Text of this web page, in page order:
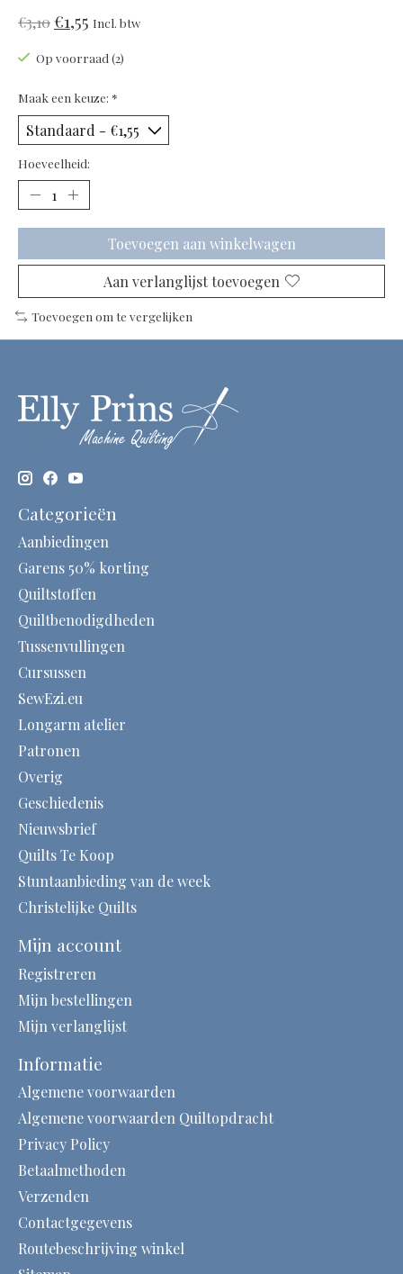
€3,10€1,55 Incl. btw
Op voorraad (2)
Maak een keuze: *
Hoeveelheid:
Toevoegen aan winkelwagen
Aan verlanglijst toevoegen
Toevoegen om te vergelijken
Categorieën
Aanbiedingen
Garens 50% korting
Quiltstoffen
Quiltbenodigdheden
Tussenvullingen
Cursussen
SewEzi.eu
Longarm atelier
Patronen
Overig
Geschiedenis
Nieuwsbrief
Quilts Te Koop
Stuntaanbieding van de week
Christelijke Quilts
Mijn account
Registreren
Mijn bestellingen
Mijn verlanglijst
Informatie
Algemene voorwaarden
Algemene voorwaarden Quiltopdracht
Privacy Policy
Betaalmethoden
Verzenden
Contactgegevens
Routebeschrijving winkel